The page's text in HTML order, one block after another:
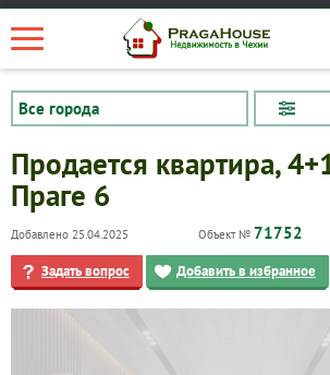
Продается квартира,
Праге 6
Добавлено 25.04.2025 Объект № 71752
Задать вопрос Добавить в избранное